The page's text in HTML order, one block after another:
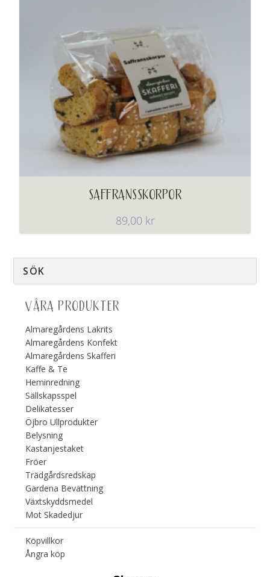
SAFFRANSSKORPOR
89,00 kr
VÅRA PRODUKTER
Almaregårdens Lakrits
Almaregårdens Konfekt
Almaregårdens Skafferi
Kaffe & Te
Heminredning
Sällskapsspel
Delikatesser
Öjbro Ullprodukter
Belysning
Kastanjestaket
Fröer
Trädgårdsredskap
Gardena Bevattning
Växtskyddsmedel
Mot Skadedjur
Köpvillkor
Ångra köp